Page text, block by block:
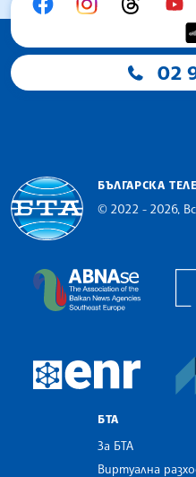
02
БЪЛГАРСКА
© 2022 - 2026,
The
European
БТА
За БТА
Виртуална